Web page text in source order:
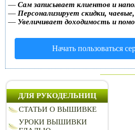
— Сам записывает клиентов и
— Персонализирует скидки,
— Увеличивает доходимость и
Начать пользоваться
ДЛЯ РУКОДЕЛЬНИЦ
СТАТЬИ О ВЫШИВКЕ
УРОКИ ВЫШИВКИ